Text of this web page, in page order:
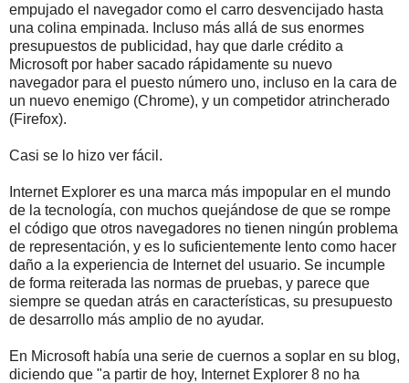
empujado el navegador como el carro desvencijado hasta
una colina empinada. Incluso más allá de sus enormes
presupuestos de publicidad, hay que darle crédito a
Microsoft por haber sacado rápidamente su nuevo
navegador para el puesto número uno, incluso en la cara de
un nuevo enemigo (Chrome), y un competidor atrincherado
(Firefox).
Casi se lo hizo ver fácil.
Internet Explorer es una marca más impopular en el mundo
de la tecnología, con muchos quejándose de que se rompe
el código que otros navegadores no tienen ningún problema
de representación, y es lo suficientemente lento como hacer
daño a la experiencia de Internet del usuario. Se incumple
de forma reiterada las normas de pruebas, y parece que
siempre se quedan atrás en características, su presupuesto
de desarrollo más amplio de no ayudar.
En Microsoft había una serie de cuernos a soplar en su blog,
diciendo que "a partir de hoy, Internet Explorer 8 no ha